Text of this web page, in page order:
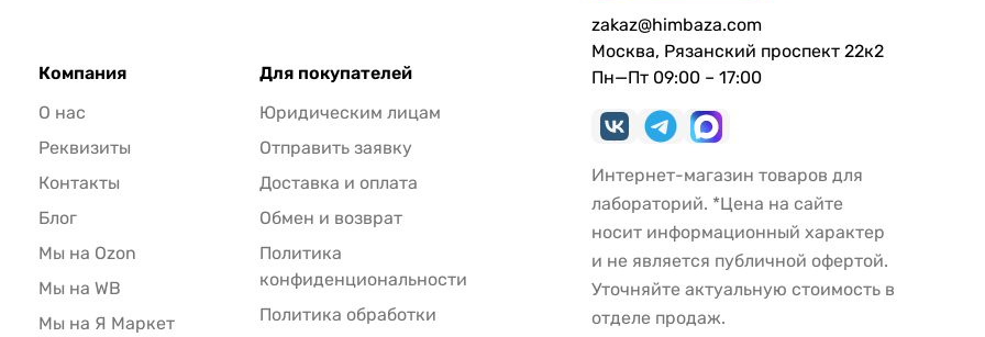
Компания
О нас
Реквизиты
Контакты
Блог
Мы на Ozon
Мы на WB
Мы на Я Маркет
Для покупателей
Юридическим лицам
Отправить заявку
Доставка и оплата
Обмен и возврат
Политика
конфиденциональности
Политика обработки
zakaz@himbaza.com
Москва, Рязанский проспект 22к2
Пн—Пт 09:00 – 17:00
Интернет-магазин товаров для
лабораторий. *Цена на сайте
носит информационный характер
и не является публичной офертой.
Уточняйте актуальную стоимость в
отделе продаж.